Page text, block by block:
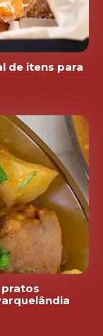
de itens para
pratos